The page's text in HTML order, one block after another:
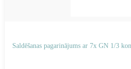
Saldēšanas pagarinājums ar 7x GN 1/3